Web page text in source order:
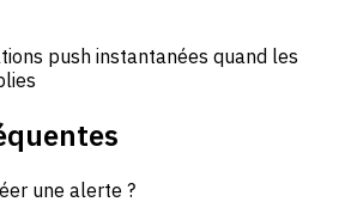
push instantanées quand les
une alerte ?